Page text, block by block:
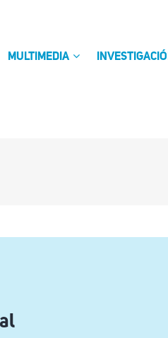
MULTIMEDIA